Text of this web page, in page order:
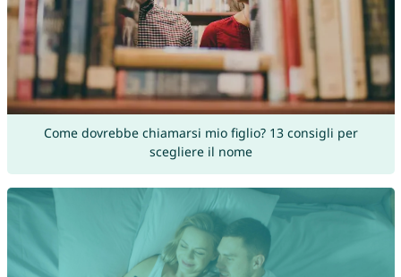
Come dovrebbe chiamarsi mio figlio? 13 consigli per
scegliere il nome